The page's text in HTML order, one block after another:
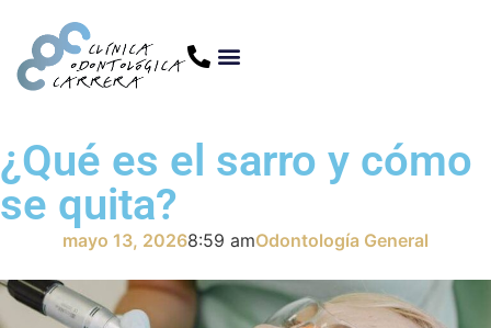
¿Qué es el sarro y cómo
se quita?
mayo 13, 20268:59 amOdontología General